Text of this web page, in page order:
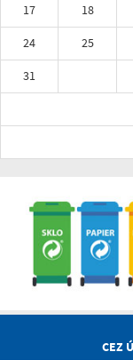
17
18
24
25
31
CEZ